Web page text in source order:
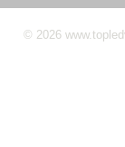
© 2026